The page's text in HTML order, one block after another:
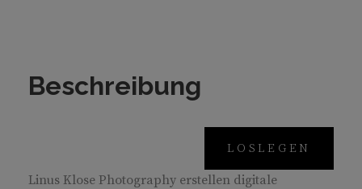
Beschreibung
LOSLEGEN
Linus Klose Photography erstellen digitale